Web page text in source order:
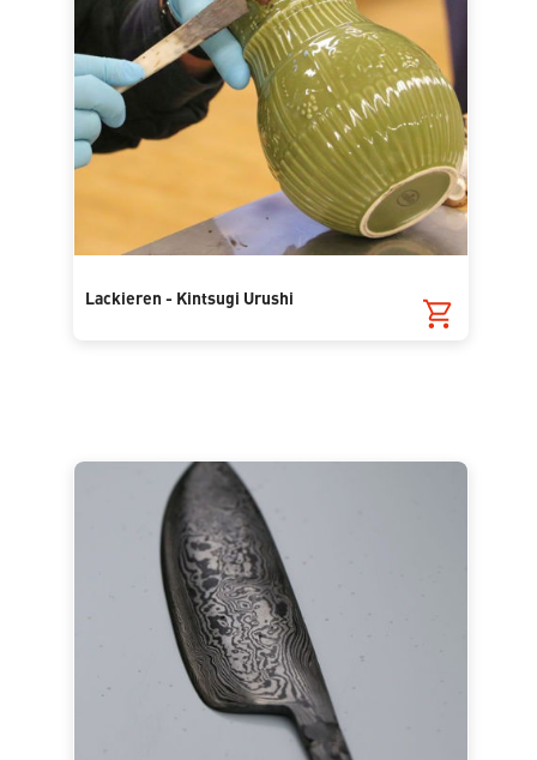
Lackieren - Kintsugi Urushi